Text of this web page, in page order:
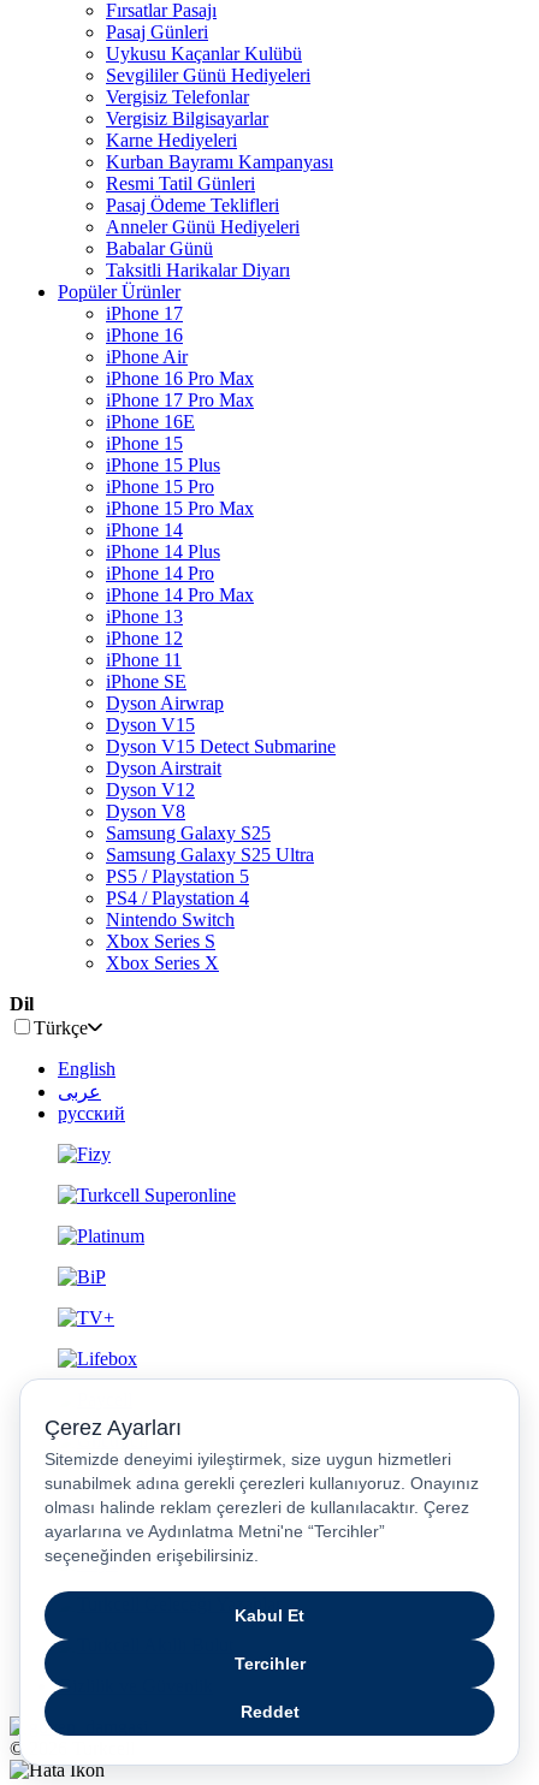
Fırsatlar Pasajı
Pasaj Günleri
Uykusu Kaçanlar Kulübü
Sevgililer Günü Hediyeleri
Vergisiz Telefonlar
Vergisiz Bilgisayarlar
Karne Hediyeleri
Kurban Bayramı Kampanyası
Resmi Tatil Günleri
Pasaj Ödeme Teklifleri
Anneler Günü Hediyeleri
Babalar Günü
Taksitli Harikalar Diyarı
Popüler Ürünler
iPhone 17
iPhone 16
iPhone Air
iPhone 16 Pro Max
iPhone 17 Pro Max
iPhone 16E
iPhone 15
iPhone 15 Plus
iPhone 15 Pro
iPhone 15 Pro Max
iPhone 14
iPhone 14 Plus
iPhone 14 Pro
iPhone 14 Pro Max
iPhone 13
iPhone 12
iPhone 11
iPhone SE
Dyson Airwrap
Dyson V15
Dyson V15 Detect Submarine
Dyson Airstrait
Dyson V12
Dyson V8
Samsung Galaxy S25
Samsung Galaxy S25 Ultra
PS5 / Playstation 5
PS4 / Playstation 4
Nintendo Switch
Xbox Series S
Xbox Series X
Dil
Türkçe
English
عربى
русский
Gizlilik ve Güvenlik
© 2026 Turkcell